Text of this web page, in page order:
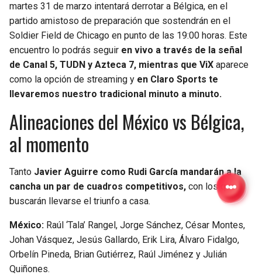
martes 31 de marzo intentará derrotar a Bélgica, en el
partido amistoso de preparación que sostendrán en el
Soldier Field de Chicago en punto de las 19:00 horas. Este
encuentro lo podrás seguir en vivo a través de la señal
de Canal 5, TUDN y Azteca 7, mientras que ViX aparece
como la opción de streaming y en Claro Sports te
llevaremos nuestro tradicional minuto a minuto.
Alineaciones del México vs Bélgica,
al momento
Tanto Javier Aguirre como Rudi García mandarán a la
cancha un par de cuadros competitivos, con los que
buscarán llevarse el triunfo a casa.
México: Raúl ‘Tala’ Rangel, Jorge Sánchez, César Montes,
Johan Vásquez, Jesús Gallardo, Erik Lira, Álvaro Fidalgo,
Orbelín Pineda, Brian Gutiérrez, Raúl Jiménez y Julián
Quiñones.